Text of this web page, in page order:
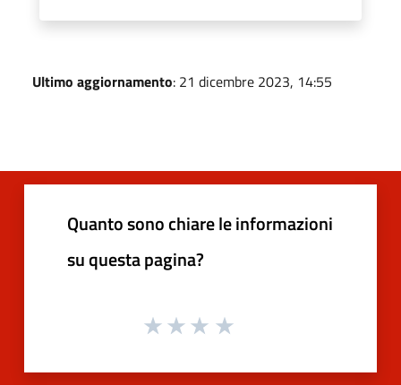
Ultimo aggiornamento: 21 dicembre 2023, 14:55
Quanto sono chiare le informazioni
su questa pagina?